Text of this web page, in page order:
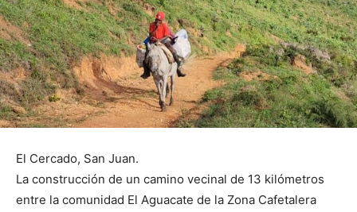
El Cercado, San Juan.
La construcción de un camino vecinal de 13 kilómetros
entre la comunidad El Aguacate de la Zona Cafetalera